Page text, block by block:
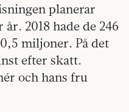
planerar
2018 hade de 246
miljoner. På det
efter skatt.
och hans fru